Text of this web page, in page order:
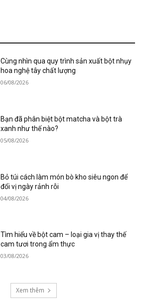
Cùng nhìn qua quy trình sản xuất bột nhụy
hoa nghệ tây chất lượng
06/08/2026
Bạn đã phân biệt bột matcha và bột trà
xanh như thế nào?
05/08/2026
Bỏ túi cách làm món bò kho siêu ngon để
đổi vị ngày rảnh rỗi
04/08/2026
Tìm hiểu về bột cam – loại gia vị thay thế
cam tươi trong ẩm thực
03/08/2026
Xem thêm